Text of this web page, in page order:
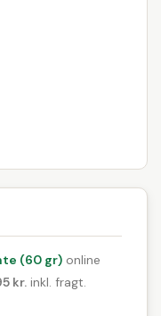
(60 gr) online
kr. inkl. fragt.